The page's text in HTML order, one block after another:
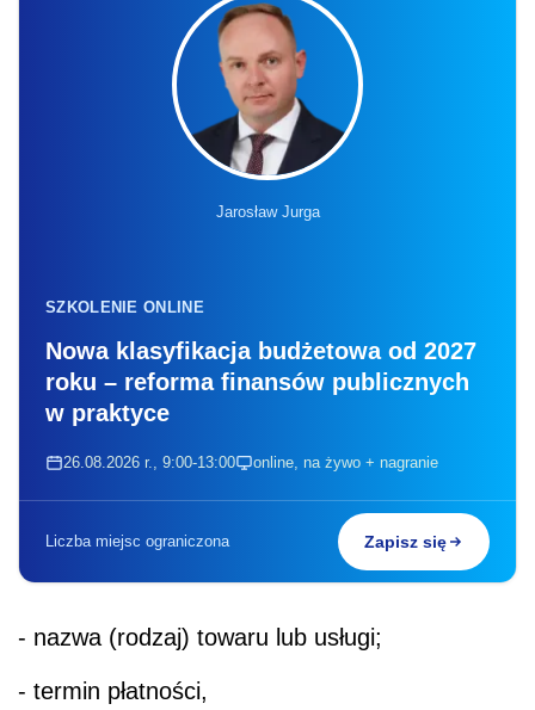
Jarosław Jurga
SZKOLENIE ONLINE
Nowa klasyfikacja budżetowa od 2027
roku – reforma finansów publicznych
w praktyce
26.08.2026 r., 9:00-13:00 online, na żywo + nagranie
Liczba miejsc ograniczona Zapisz się
- nazwa (rodzaj) towaru lub usługi;
- termin płatności,